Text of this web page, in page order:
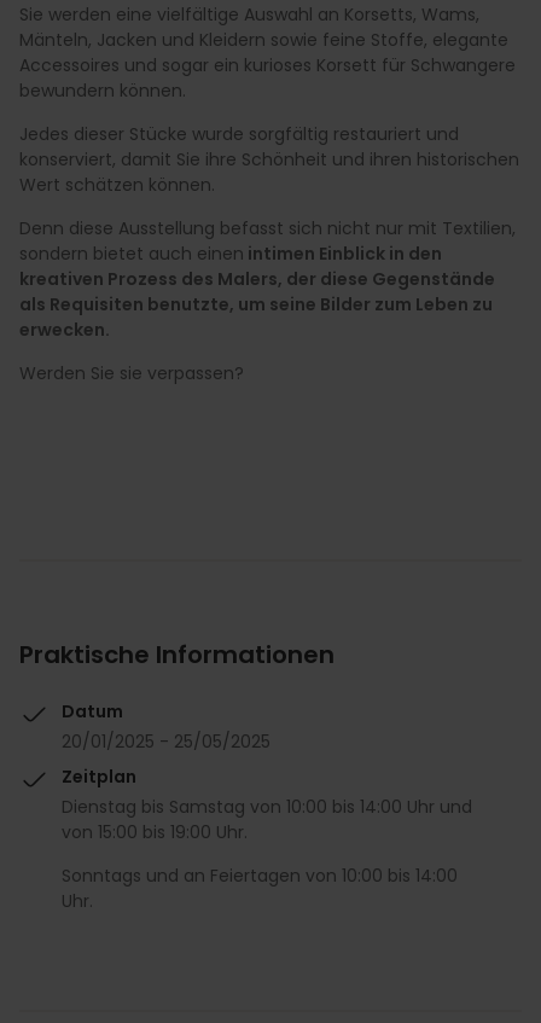
Sie werden eine vielfältige Auswahl an Korsetts, Wams,
Mänteln, Jacken und Kleidern sowie feine Stoffe, elegante
Accessoires und sogar ein kurioses Korsett für Schwangere
bewundern können.
Jedes dieser Stücke wurde sorgfältig restauriert und
konserviert, damit Sie ihre Schönheit und ihren historischen
Wert schätzen können.
Denn diese Ausstellung befasst sich nicht nur mit Textilien,
sondern bietet auch einen intimen Einblick in den
kreativen Prozess des Malers, der diese Gegenstände
als Requisiten benutzte, um seine Bilder zum Leben zu
erwecken.
Werden Sie sie verpassen?
Praktische Informationen
Datum
20/01/2025 - 25/05/2025
Zeitplan
Dienstag bis Samstag von 10:00 bis 14:00 Uhr und
von 15:00 bis 19:00 Uhr.
Sonntags und an Feiertagen von 10:00 bis 14:00
Uhr.